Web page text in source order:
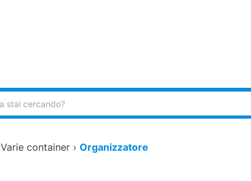
Varie container› Organizzatore